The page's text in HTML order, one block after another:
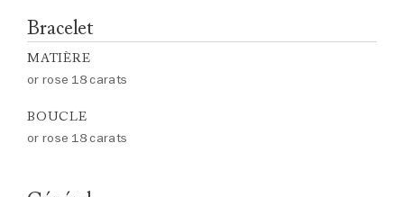
Bracelet
MATIÈRE
or rose 18 carats
BOUCLE
or rose 18 carats